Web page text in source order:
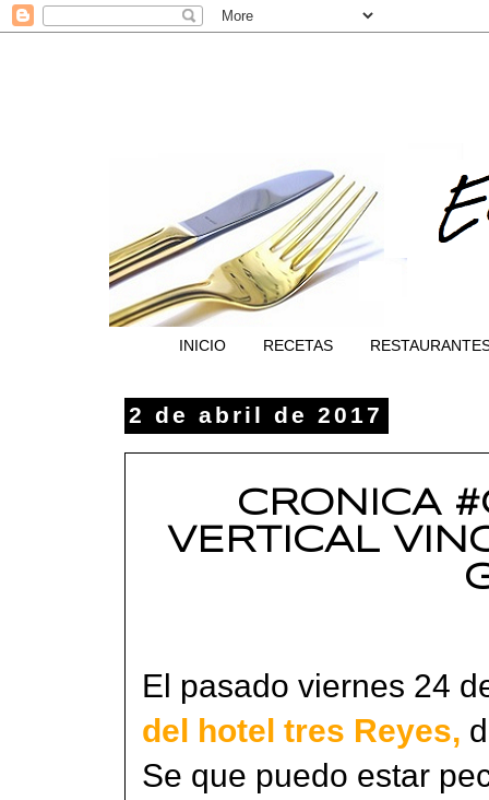
INICIO RECETAS
2 de abril de 2017
CRONICA
VERTICAL
El pasado viernes 24
del hotel tres Reyes,
Se que puedo estar